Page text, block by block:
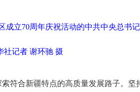
成立70周年庆祝活动的中共中央总书
社记者 谢环驰 摄
符合新疆特点的高质量发展路子。